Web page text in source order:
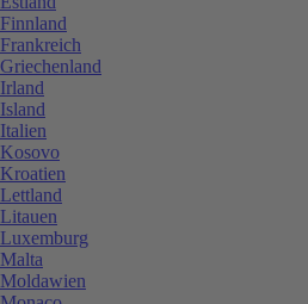
Finnland
Frankreich
Griechenland
Irland
Island
Italien
Kosovo
Kroatien
Lettland
Litauen
Luxemburg
Malta
Moldawien